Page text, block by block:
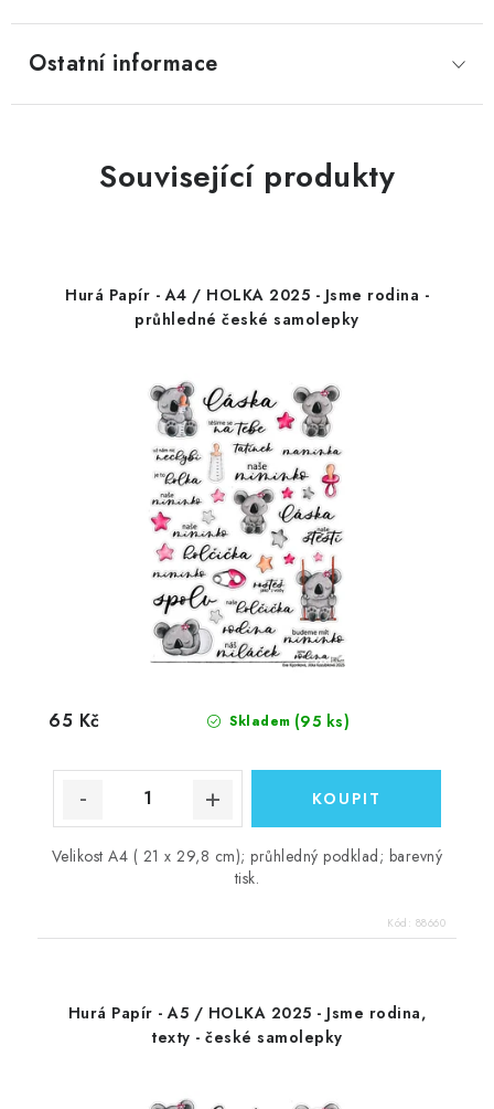
Ostatní informace
Související produkty
Hurá Papír - A4 / HOLKA 2025 - Jsme rodina -
průhledné české samolepky
Skladem (95 ks)
65 Kč
Velikost A4 ( 21 x 29,8 cm); průhledný podklad; barevný
tisk.
Kód: 88660
Hurá Papír - A5 / HOLKA 2025 - Jsme rodina,
texty - české samolepky